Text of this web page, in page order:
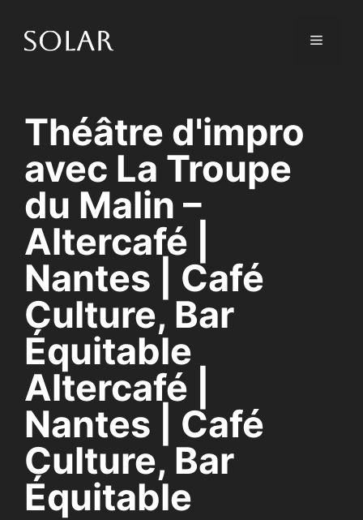
content
Menu
Théâtre d'impro
avec La Troupe
du Malin –
Altercafé |
Nantes | Café
Culture, Bar
Équitable
Altercafé |
Nantes | Café
Culture, Bar
Équitable